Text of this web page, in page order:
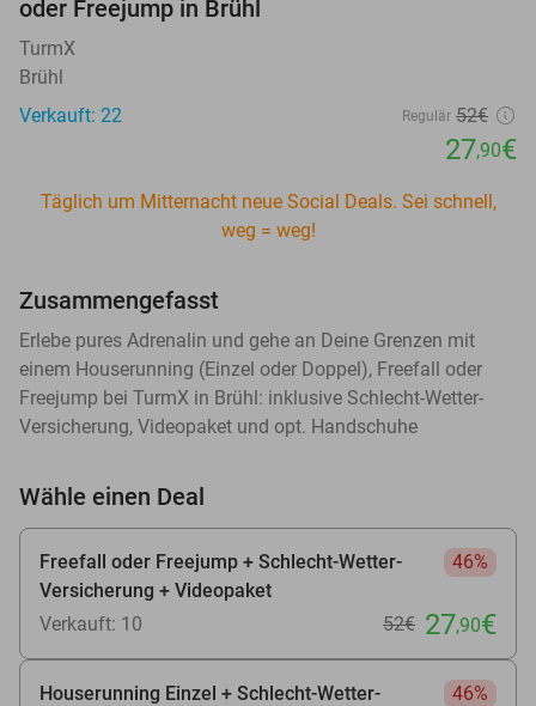
oder Freejump in Brühl
TurmX
Brühl
Verkauft: 22
Regulär 52€
27,90€
Täglich um Mitternacht neue Social Deals. Sei schnell,
weg = weg!
Zusammengefasst
Erlebe pures Adrenalin und gehe an Deine Grenzen mit
einem Houserunning (Einzel oder Doppel), Freefall oder
Freejump bei TurmX in Brühl: inklusive Schlecht-Wetter-
Versicherung, Videopaket und opt. Handschuhe
Wähle einen Deal
Freefall oder Freejump + Schlecht-Wetter-
Versicherung + Videopaket
46%
Verkauft: 10 52€ 27,90€
Houserunning Einzel + Schlecht-Wetter-
46%